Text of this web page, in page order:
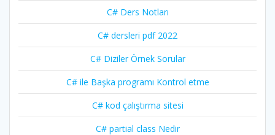
C# Ders Notları
C# dersleri pdf 2022
C# Diziler Örnek Sorular
C# ile Başka programı Kontrol etme
C# kod çalıştırma sitesi
C# partial class Nedir